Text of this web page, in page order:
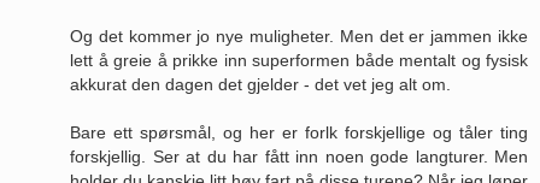
Og det kommer jo nye muligheter. Men det er jammen ikke
lett å greie å prikke inn superformen både mentalt og fysisk
akkurat den dagen det gjelder - det vet jeg alt om.
Bare ett spørsmål, og her er forlk forskjellige og tåler ting
forskjellig. Ser at du har fått inn noen gode langturer. Men